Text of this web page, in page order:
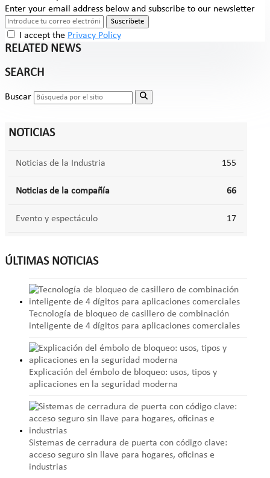
Enter your email address below and subscribe to our newsletter
Suscríbete
I accept the Privacy Policy
RELATED NEWS
SEARCH
Buscar
NOTICIAS
Noticias de la Industria 155
Noticias de la compañía 66
Evento y espectáculo 17
ÚLTIMAS NOTICIAS
Tecnología de bloqueo de casillero de combinación
inteligente de 4 dígitos para aplicaciones comerciales
Explicación del émbolo de bloqueo: usos, tipos y
aplicaciones en la seguridad moderna
Sistemas de cerradura de puerta con código clave:
acceso seguro sin llave para hogares, oficinas e
industrias